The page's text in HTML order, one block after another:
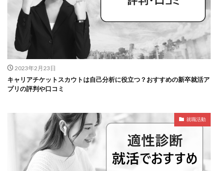
2023年2月23日
キャリアチケットスカウトは自己分析に役立つ？おすすめの新卒就活ア
プリの評判や口コミ
就職活動